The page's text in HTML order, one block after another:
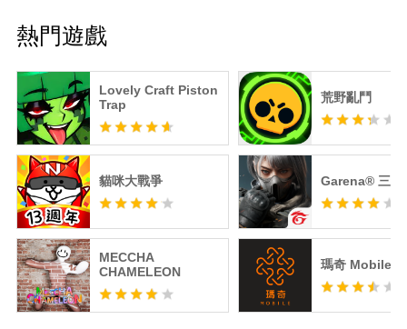
熱門遊戲
Lovely Craft Piston
Trap
貓咪大戰爭
MECCHA
CHAMELEON
荒野亂鬥
Garena® 三角
瑪奇 Mobile